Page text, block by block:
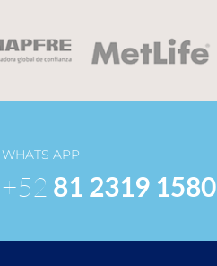
WHATS APP
+52 81 2319 1580